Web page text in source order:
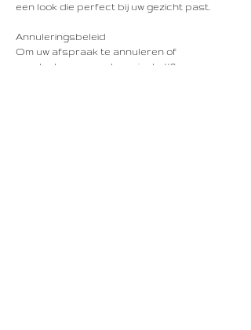
een look die perfect bij uw gezicht past.
Annuleringsbeleid
Om uw afspraak te annuleren of
verplaatsen, neem ten minste 48 uur van